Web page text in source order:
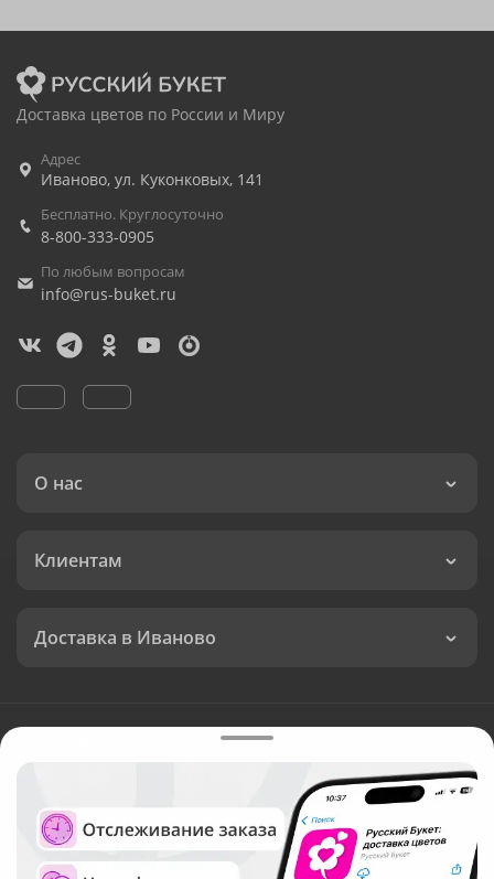
Доставка цветов по России и Миру
Адрес
Иваново, ул. Куконковых, 141
Бесплатно. Круглосуточно
8-800-333-0905
По любым вопросам
info@rus-buket.ru
О нас
Клиентам
Доставка в Иваново
Валюта:
Служба круглосуточной доставки цветов в Иваново
Русский Букет, 2026